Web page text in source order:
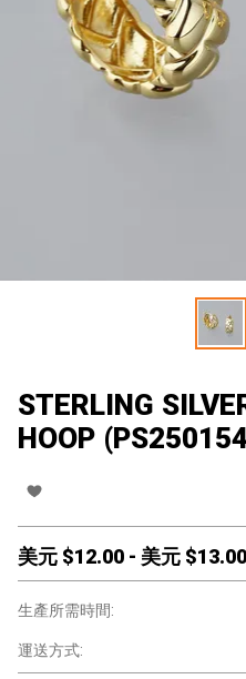
STERLING
HOOP
美元 $12.00 - 美元 $13.00
生產所需時間:
運送方式: